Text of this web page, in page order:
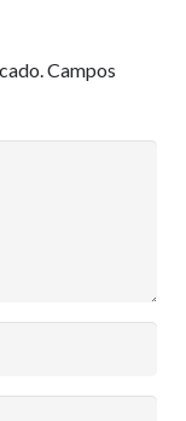
Campos